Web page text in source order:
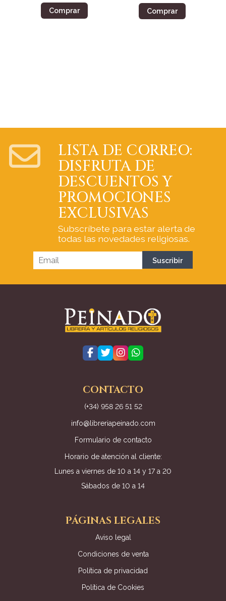
Comprar Comprar
LISTA DE CORREO:
DISFRUTA DE
DESCUENTOS Y
PROMOCIONES
EXCLUSIVAS
Subscríbete para estar alerta de
todas las novedades religiosas.
CONTACTO
(+34) 958 26 51 52
info@libreriapeinado.com
Formulario de contacto
Horario de atención al cliente:
Lunes a viernes de 10 a 14 y 17 a 20
Sábados de 10 a 14
PÁGINAS LEGALES
Aviso legal
Condiciones de venta
Política de privacidad
Política de Cookies